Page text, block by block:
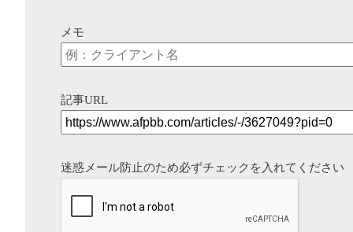
メモ
記事URL
迷惑メール防止のため必ずチェックを入れてください